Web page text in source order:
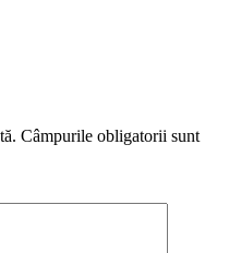
Câmpurile obligatorii sunt